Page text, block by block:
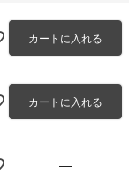
カートに入れる
カートに入れる
—